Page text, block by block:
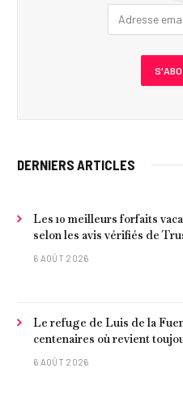
DERNIERS ARTICLES
Les 10 meilleurs forfaits
selon les avis vérifiés de
6 AOÛT 2026
Le refuge de Luis de la
centenaires où revient
6 AOÛT 2026